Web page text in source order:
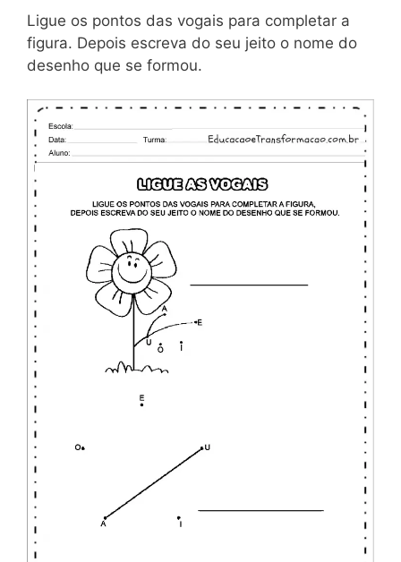
Ligue os pontos das vogais para completar a
figura. Depois escreva do seu jeito o nome do
desenho que se formou.